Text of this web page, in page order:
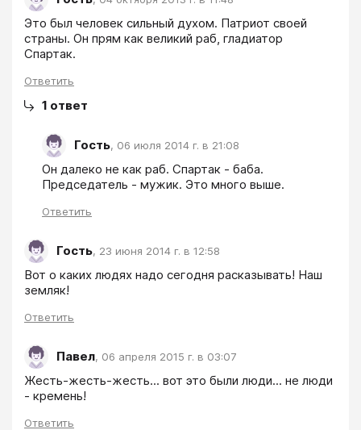
Это был человек сильный духом. Патриот своей
страны. Он прям как великий раб, гладиатор
Спартак.
Ответить
1 ответ
Гость, 06 июля 2014 г. в 21:08
Он далеко не как раб. Спартак - баба.
Председатель - мужик. Это много выше.
Ответить
Гость, 23 июня 2014 г. в 12:58
Вот о каких людях надо сегодня расказывать! Наш
земляк!
Ответить
Павел, 06 апреля 2015 г. в 03:07
Жесть-жесть-жесть... вот это были люди... не люди
- кремень!
Ответить